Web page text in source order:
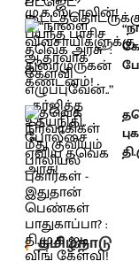
தமிழ்நாடு